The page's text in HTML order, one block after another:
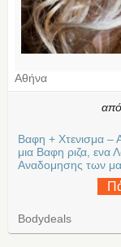
Αθήνα
από
Βαφη + Χτενισμα
μια Βαφη ριζα, ενα
Αναδομησης των
Bodydeals